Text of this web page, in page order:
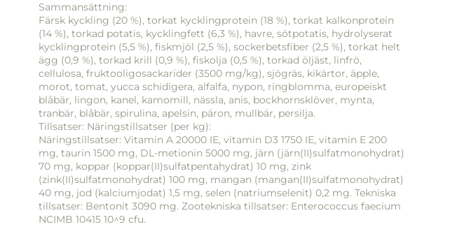
Sammansättning:
Färsk kyckling (20 %), torkat kycklingprotein (18 %), torkat kalkonprotein
(14 %), torkad potatis, kycklingfett (6,3 %), havre, sötpotatis, hydrolyserat
kycklingprotein (5,5 %), fiskmjöl (2,5 %), sockerbetsfiber (2,5 %), torkat helt
ägg (0,9 %), torkad krill (0,9 %), fiskolja (0,5 %), torkad öljäst, linfrö,
cellulosa, fruktooligosackarider (3500 mg/kg), sjögräs, kikärtor, äpple,
morot, tomat, yucca schidigera, alfalfa, nypon, ringblomma, europeiskt
blåbär, lingon, kanel, kamomill, nässla, anis, bockhornsklöver, mynta,
tranbär, blåbär, spirulina, apelsin, päron, mullbär, persilja.
Tillsatser: Näringstillsatser (per kg):
Näringstillsatser: Vitamin A 20000 IE, vitamin D3 1750 IE, vitamin E 200
mg, taurin 1500 mg, DL-metionin 5000 mg, järn (järn(II)sulfatmonohydrat)
70 mg, koppar (koppar(II)sulfatpentahydrat) 10 mg, zink
(zink(II)sulfatmonohydrat) 100 mg, mangan (mangan(II)sulfatmonohydrat)
40 mg, jod (kalciumjodat) 1,5 mg, selen (natriumselenit) 0,2 mg. Tekniska
tillsatser: Bentonit 3090 mg. Zootekniska tillsatser: Enterococcus faecium
NCIMB 10415 10^9 cfu.